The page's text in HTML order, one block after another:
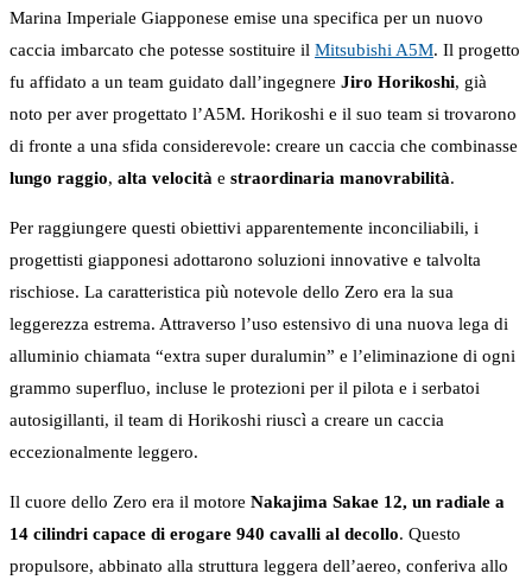
Marina Imperiale Giapponese emise una specifica per un nuovo
caccia imbarcato che potesse sostituire il Mitsubishi A5M. Il progetto
fu affidato a un team guidato dall’ingegnere Jiro Horikoshi, già
noto per aver progettato l’A5M. Horikoshi e il suo team si trovarono
di fronte a una sfida considerevole: creare un caccia che combinasse
lungo raggio, alta velocità e straordinaria manovrabilità.
Per raggiungere questi obiettivi apparentemente inconciliabili, i
progettisti giapponesi adottarono soluzioni innovative e talvolta
rischiose. La caratteristica più notevole dello Zero era la sua
leggerezza estrema. Attraverso l’uso estensivo di una nuova lega di
alluminio chiamata “extra super duralumin” e l’eliminazione di ogni
grammo superfluo, incluse le protezioni per il pilota e i serbatoi
autosigillanti, il team di Horikoshi riuscì a creare un caccia
eccezionalmente leggero.
Il cuore dello Zero era il motore Nakajima Sakae 12, un radiale a
14 cilindri capace di erogare 940 cavalli al decollo. Questo
propulsore, abbinato alla struttura leggera dell’aereo, conferiva allo